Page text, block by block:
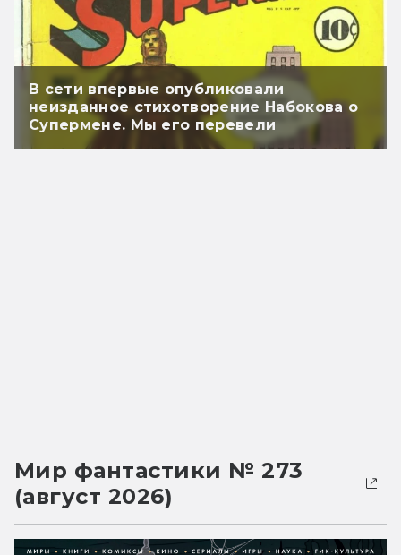
В сети впервые опубликовали
неизданное стихотворение Набокова о
Супермене. Мы его перевели
Мир фантастики № 273
(август 2026)